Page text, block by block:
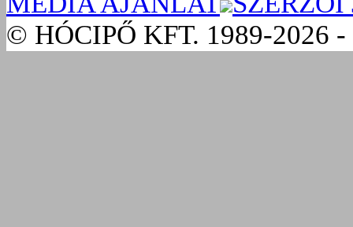
© HÓCIPŐ KFT. 1989-2026